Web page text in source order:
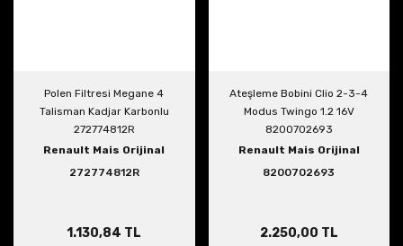
Polen Filtresi Megane 4
Talisman Kadjar Karbonlu
272774812R
Renault Mais Orijinal
272774812R
1.130,84 TL
Ateşleme Bobini Clio 2-3-4
Modus Twingo 1.2 16V
8200702693
Renault Mais Orijinal
8200702693
2.250,00 TL